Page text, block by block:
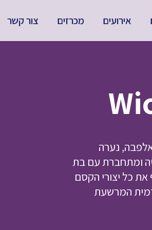
אירועים מכרזים צור קשר
נערה
ומתחברת עם בת
כל יצורי הקסם
המרשעת